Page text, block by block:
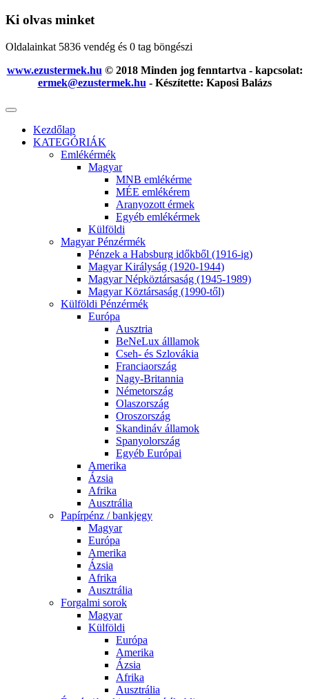
Ki olvas minket
Oldalainkat 5836 vendég és 0 tag böngészi
www.ezustermek.hu © 2018 Minden jog fenntartva - kapcsolat:
ermek@ezustermek.hu - Készítette: Kaposi Balázs
Kezdőlap
KATEGÓRIÁK
Emlékérmék
Magyar
MNB emlékérme
MÉE emlékérem
Aranyozott érmek
Egyéb emlékérmek
Külföldi
Magyar Pénzérmék
Pénzek a Habsburg időkből (1916-ig)
Magyar Királyság (1920-1944)
Magyar Népköztársaság (1945-1989)
Magyar Köztársaság (1990-től)
Külföldi Pénzérmék
Európa
Ausztria
BeNeLux álllamok
Cseh- és Szlovákia
Franciaország
Nagy-Britannia
Németország
Olaszország
Oroszország
Skandináv államok
Spanyolország
Egyéb Európai
Amerika
Ázsia
Afrika
Ausztrália
Papírpénz / bankjegy
Magyar
Európa
Amerika
Ázsia
Afrika
Ausztrália
Forgalmi sorok
Magyar
Külföldi
Európa
Amerika
Ázsia
Afrika
Ausztrália